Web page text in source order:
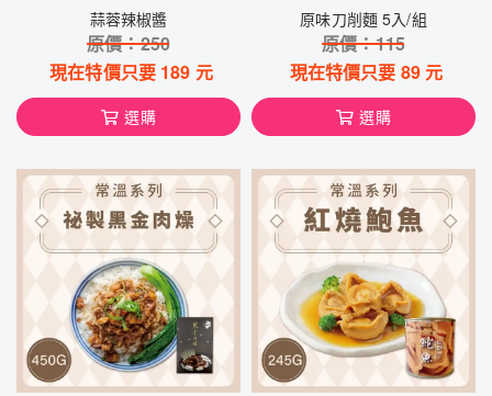
蒜蓉辣椒醬
原價：250
現在特價只要 189 元
選購
原味刀削麵 5入/組
原價：115
現在特價只要 89元
選購